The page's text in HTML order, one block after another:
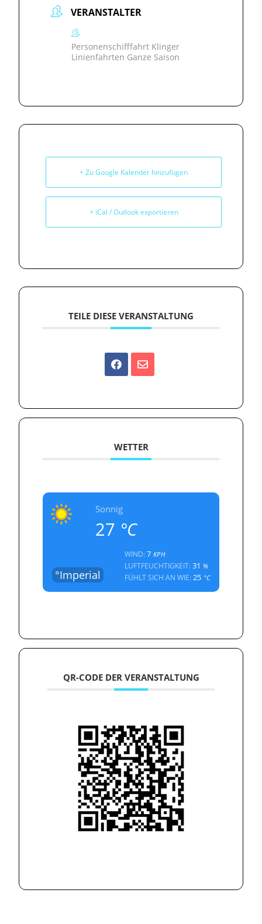
VERANSTALTER
Personenschifffahrt Klinger
Linienfahrten Ganze Saison
+ Zu Google Kalender hinzufügen
+ iCal / Outlook exportieren
TEILE DIESE VERANSTALTUNG
WETTER
Sonnig
27 °C
°Imperial
WIND:7 KPH
LUFTFEUCHTIGKEIT:31 %
FÜHLT SICH AN WIE:25 °C
QR-CODE DER VERANSTALTUNG